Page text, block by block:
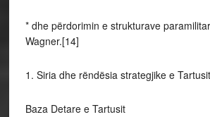
* dhe përdorimin e strukturave
Wagner.[14]
1. Siria dhe rëndësia strategjike e Tartusit
Baza Detare e Tartusit